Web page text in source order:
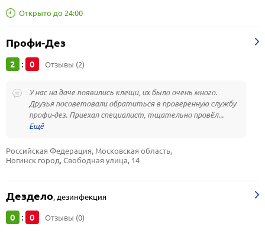
Открыто до 24:00
Профи-Дез
2 : 0 Отзывы (2)
У нас на даче появились клещи, их было очень много.
Друзья посоветовали обратиться в проверенную службу
профи-дез. Приехал специалист, тщательно провёл...
Российская Федерация, Московская область,
Ногинск город, Свободная улица, 14
Дездело, дезинфекция
0 : 0 Отзывы (0)